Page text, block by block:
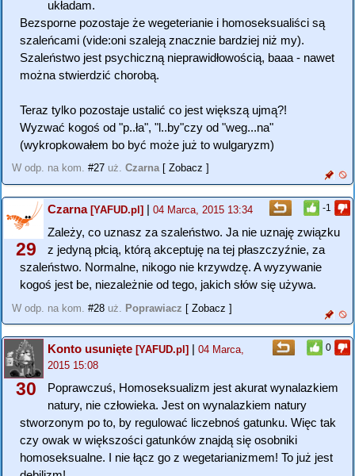
układam.
Bezsporne pozostaje że wegeterianie i homoseksualiści są
szaleńcami (vide:oni szaleją znacznie bardziej niż my).
Szaleństwo jest psychiczną nieprawidłowością, baaa - nawet
można stwierdzić chorobą.
Teraz tylko pozostaje ustalić co jest większą ujmą?!
Wyzwać kogoś od "p..ła", "l..by"czy od "weg...na"
(wykropkowałem bo być może już to wulgaryzm)
W odp. na kom. #27 uż. Czarna [ Zobacz ]
-1
29
Czarna[YAFUD.pl] | 04 Marca, 2015 13:34
Zależy, co uznasz za szaleństwo. Ja nie uznaję związku
z jedyną płcią, którą akceptuję na tej płaszczyźnie, za
szaleństwo. Normalne, nikogo nie krzywdzę. A wyzywanie
kogoś jest be, niezależnie od tego, jakich słów się używa.
W odp. na kom. #28 uż. Poprawiacz [ Zobacz ]
0
30
Konto usunięte [YAFUD.pl] | 04 Marca,
2015 15:08
Poprawczuś, Homoseksualizm jest akurat wynalazkiem
natury, nie człowieka. Jest on wynalazkiem natury
stworzonym po to, by regulować liczebnoś gatunku. Więc tak
czy owak w większości gatunków znajdą się osobniki
homoseksualne. I nie łącz go z wegetarianizmem! To już jest